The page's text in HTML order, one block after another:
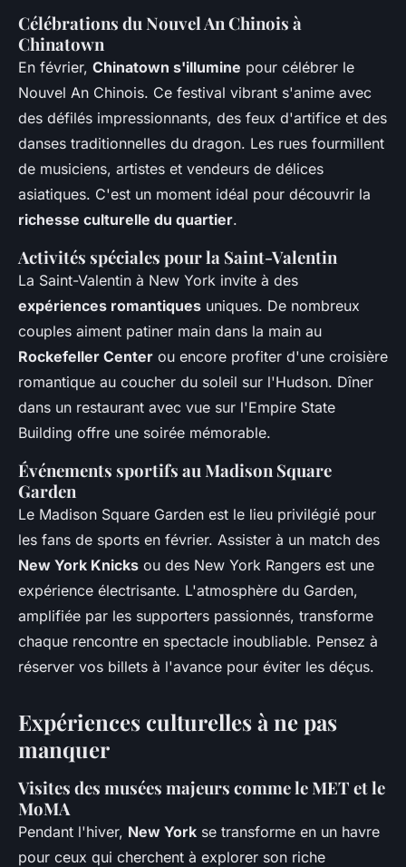
Célébrations du Nouvel An Chinois à
Chinatown
En février, Chinatown s'illumine pour célébrer le
Nouvel An Chinois. Ce festival vibrant s'anime avec
des défilés impressionnants, des feux d'artifice et des
danses traditionnelles du dragon. Les rues fourmillent
de musiciens, artistes et vendeurs de délices
asiatiques. C'est un moment idéal pour découvrir la
richesse culturelle du quartier.
Activités spéciales pour la Saint-Valentin
La Saint-Valentin à New York invite à des
expériences romantiques uniques. De nombreux
couples aiment patiner main dans la main au
Rockefeller Center ou encore profiter d'une croisière
romantique au coucher du soleil sur l'Hudson. Dîner
dans un restaurant avec vue sur l'Empire State
Building offre une soirée mémorable.
Événements sportifs au Madison Square
Garden
Le Madison Square Garden est le lieu privilégié pour
les fans de sports en février. Assister à un match des
New York Knicks ou des New York Rangers est une
expérience électrisante. L'atmosphère du Garden,
amplifiée par les supporters passionnés, transforme
chaque rencontre en spectacle inoubliable. Pensez à
réserver vos billets à l'avance pour éviter les déçus.
Expériences culturelles à ne pas
manquer
Visites des musées majeurs comme le MET et le
MoMA
Pendant l'hiver, New York se transforme en un havre
pour ceux qui cherchent à explorer son riche